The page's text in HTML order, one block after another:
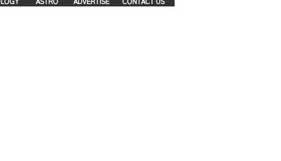
CONTACT US
ADVERTISE
ASTRO